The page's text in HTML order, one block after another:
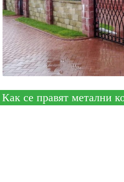
Как се правят метални